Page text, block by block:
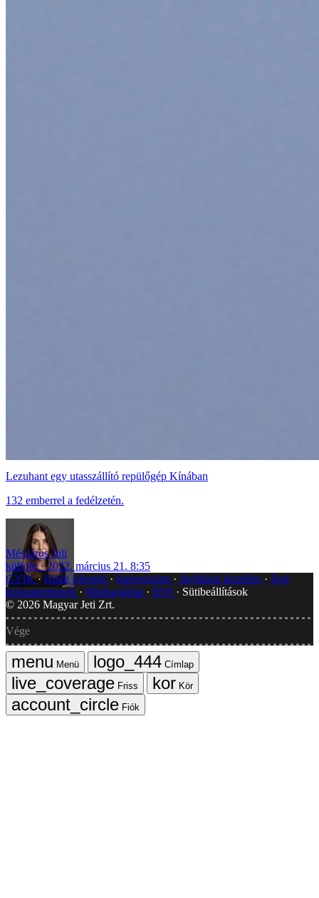
Lezuhant egy utasszállító repülőgép Kínában
132 emberrel a fedélzetén.
Mészáros Juli
külföld
2022. március 21. 8:35
GYIK Hibát jelentek Impresszum Javítások kezelése
Jogi
dokumentumok
Médiaajánlat RSS
Sütibeállítások
© 2026 Magyar Jeti Zrt.
Vége
Menü
Címlap
Friss
Kör
Fiók